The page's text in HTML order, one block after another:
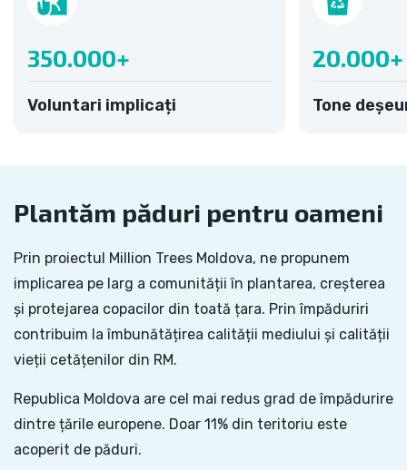
350.000+
Voluntari implicați
20.000+
Tone
Plantăm păduri pentru oameni
Prin proiectul Million Trees Moldova, ne propunem
implicarea pe larg a comunității în plantarea, creșterea
și protejarea copacilor din toată țara. Prin împăduriri
contribuim la îmbunătățirea calității mediului și calității
vieții cetățenilor din RM.
Republica Moldova are cel mai redus grad de împădurire
dintre țările europene. Doar 11% din teritoriu este
acoperit de păduri.